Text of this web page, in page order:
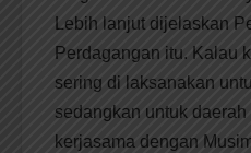
Lebih lanjut dijelaskan
Perdagangan itu. Kalau
sering di laksanakan
sedangkan untuk
kerjasama dengan